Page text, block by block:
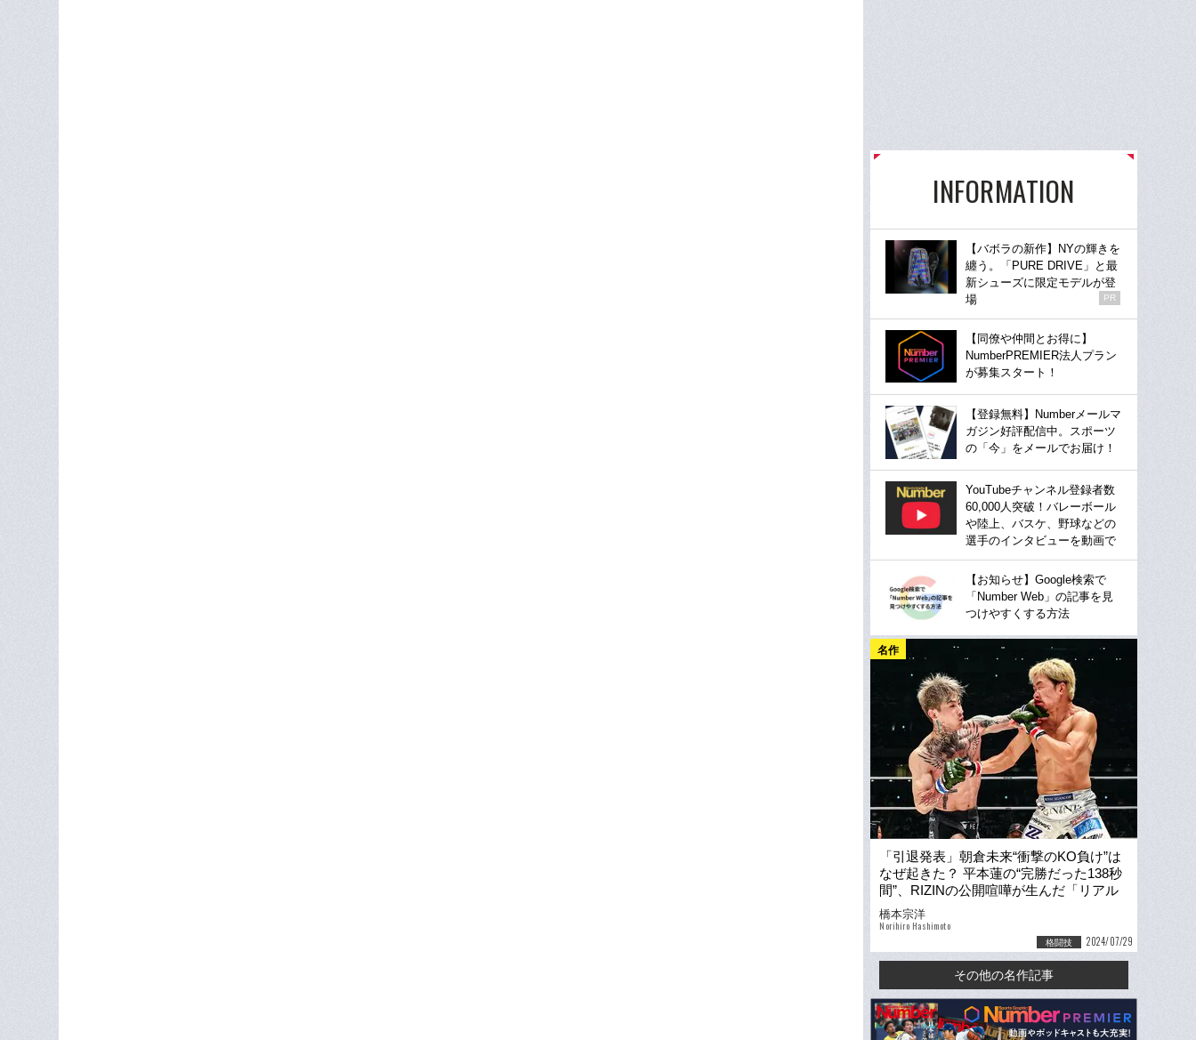
INFORMATION
【バボラの新作】NYの輝きを
纏う。「PURE DRIVE」と最
新シューズに限定モデルが登
場
PR
【同僚や仲間とお得に】
NumberPREMIER法人プラン
が募集スタート！
【登録無料】Numberメールマ
ガジン好評配信中。スポーツ
の「今」をメールでお届け！
YouTubeチャンネル登録者数
60,000人突破！バレーボール
や陸上、バスケ、野球などの
選手のインタビューを動画で
【お知らせ】Google検索で
「Number Web」の記事を見
つけやすくする方法
名作
「引退発表」朝倉未来“衝撃のKO負け”は
なぜ起きた？ 平本蓮の“完勝だった138秒
間”、RIZINの公開喧嘩が生んだ「リアル
な現実」
橋本宗洋
Norihiro Hashimoto
格闘技 2024/07/29
その他の名作記事